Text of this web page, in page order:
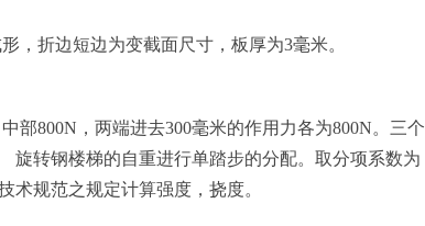
，折边短边为变截面尺寸，板厚为3毫米。
部800N，两端进去300毫米的作用力各为800N。三个
旋转钢楼梯的自重进行单踏步的分配。取分项系数为
术规范之规定计算强度，挠度。